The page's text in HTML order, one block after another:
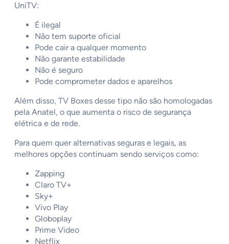
UniTV:
É ilegal
Não tem suporte oficial
Pode cair a qualquer momento
Não garante estabilidade
Não é seguro
Pode comprometer dados e aparelhos
Além disso, TV Boxes desse tipo não são homologadas
pela Anatel, o que aumenta o risco de segurança
elétrica e de rede.
Para quem quer alternativas seguras e legais, as
melhores opções continuam sendo serviços como:
Zapping
Claro TV+
Sky+
Vivo Play
Globoplay
Prime Video
Netflix